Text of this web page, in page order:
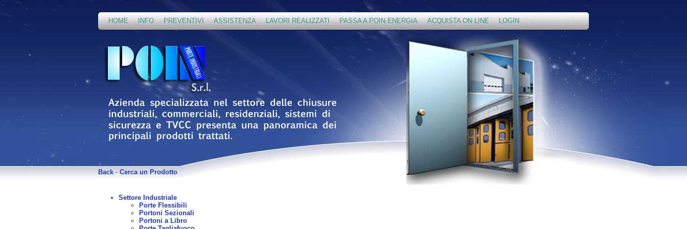
HOME INFO PREVENTIVI ASSISTENZA LAVORI REALIZZATI PASSA A POIN ENERGIA ACQUISTA ON LINE LOGIN
Back - Cerca un Prodotto
Settore Industriale
Porte Flessibili
Portoni Sezionali
Portoni a Libro